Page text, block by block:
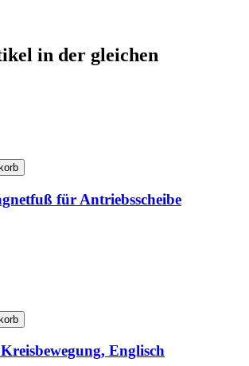
in der gleichen
für Antriebsscheibe
Englisch